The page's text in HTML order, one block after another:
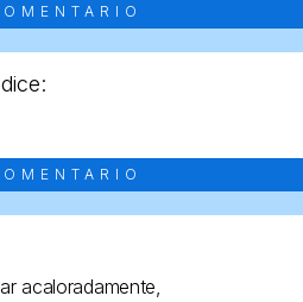
dice:
acaloradamente,